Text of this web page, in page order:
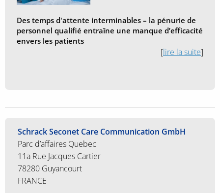
Des temps d'attente interminables – la pénurie de
personnel qualifié entraîne une manque d’efficacité
envers les patients
[lire la suite]
Schrack Seconet Care Communication GmbH
Parc d’affaires Quebec
11a Rue Jacques Cartier
78280 Guyancourt
FRANCE